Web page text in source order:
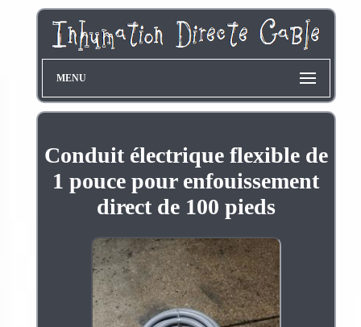
MENU
Conduit électrique flexible de
1 pouce pour enfouissement
direct de 100 pieds